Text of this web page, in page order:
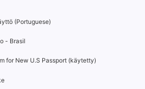
(Portuguese)
- Brasil
for New U.S Passport (käytetty)